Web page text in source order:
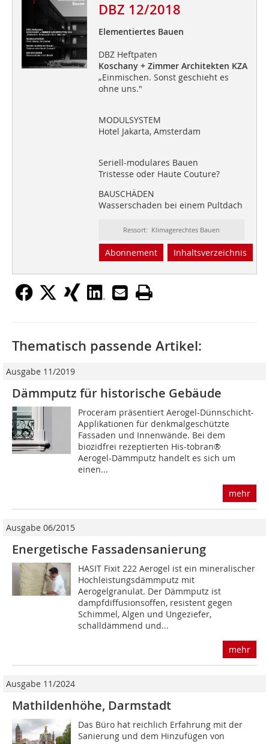
DBZ 12/2018
Elementiertes Bauen
DBZ Heftpaten
Koschany + Zimmer Architekten KZA
„Einmischen. Sonst geschieht es
ohne uns."
MODULSYSTEM
Hotel Jakarta, Amsterdam
Seriell-modulares Bauen
Tristesse oder Haute Couture?
BAUSCHÄDEN
Wasserschaden bei einem Pultdach
Ressort: Klimagerechtes Bauen
Abonnement Inhaltsverzeichnis
Thematisch passende Artikel:
Ausgabe 11/2019
Dämmputz für historische Gebäude
Proceram präsentiert Aerogel-Dünnschicht-
Applikationen für denkmalgeschützte
Fassaden und Innenwände. Bei dem
biozidfrei rezeptierten His-tobran®
Aerogel-Dämmputz handelt es sich um
einen...
mehr
Ausgabe 06/2015
Energetische Fassadensanierung
HASIT Fixit 222 Aerogel ist ein mineralischer
Hochleistungsdämmputz mit
Aerogelgranulat. Der Dämmputz ist
dampfdiffusionsoffen, resistent gegen
Schimmel, Algen und Ungeziefer,
schalldämmend und...
mehr
Ausgabe 11/2024
Mathildenhöhe, Darmstadt
Das Büro hat reichlich Erfahrung mit der
Sanierung und dem Hinzufügen von